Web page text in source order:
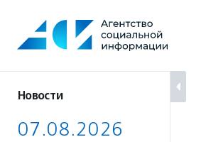
содержанию
Новости
07.08.2026